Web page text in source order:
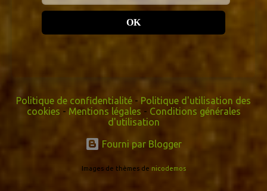
OK
Politique de confidentialité - Politique d'utilisation des
cookies - Mentions légales - Conditions générales
d'utilisation
Fourni par Blogger
Images de thèmes de nicodemos